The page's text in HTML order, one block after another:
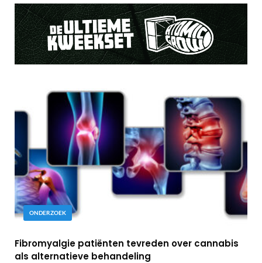
ONDERZOEK
Fibromyalgie patiënten tevreden over cannabis
als alternatieve behandeling